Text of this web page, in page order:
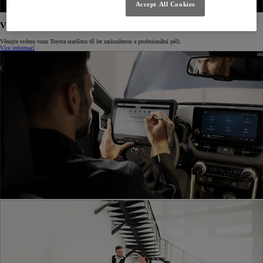
Výhodný servis pro starší vozy
Věnujte svému vozu Toyota staršímu tří let zaslouženou a profesionální péči.
Více informací
Accept All Cookies